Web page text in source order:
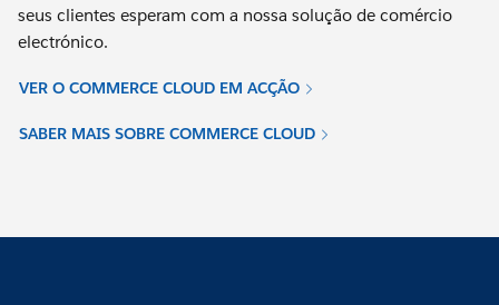
seus clientes esperam com a nossa solução de comércio
electrónico.
VER O COMMERCE CLOUD EM ACÇÃO
SABER MAIS SOBRE COMMERCE CLOUD